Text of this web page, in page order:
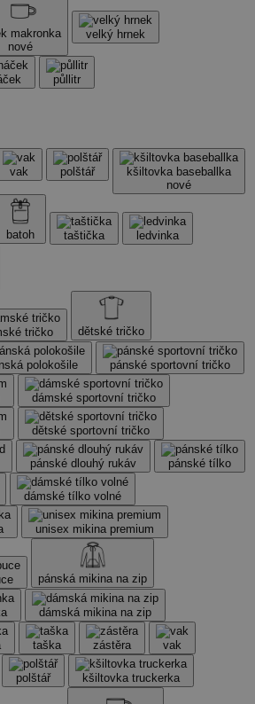
makronka
nové
velký hrnek
půllitr
vak polštář
kšiltovka baseballka
nové
batoh taštička ledvinka
tričko dětské tričko
polokošile pánské sportovní tričko
dámské sportovní tričko
dětské sportovní tričko
pánské dlouhý rukáv pánské tílko
dámské tílko volné
unisex mikina premium
pánská mikina na zip
dámská mikina na zip
taška zástěra vak
polštář kšiltovka truckerka